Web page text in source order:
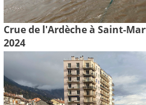
Crue de l'Ardèche à Saint-
2024